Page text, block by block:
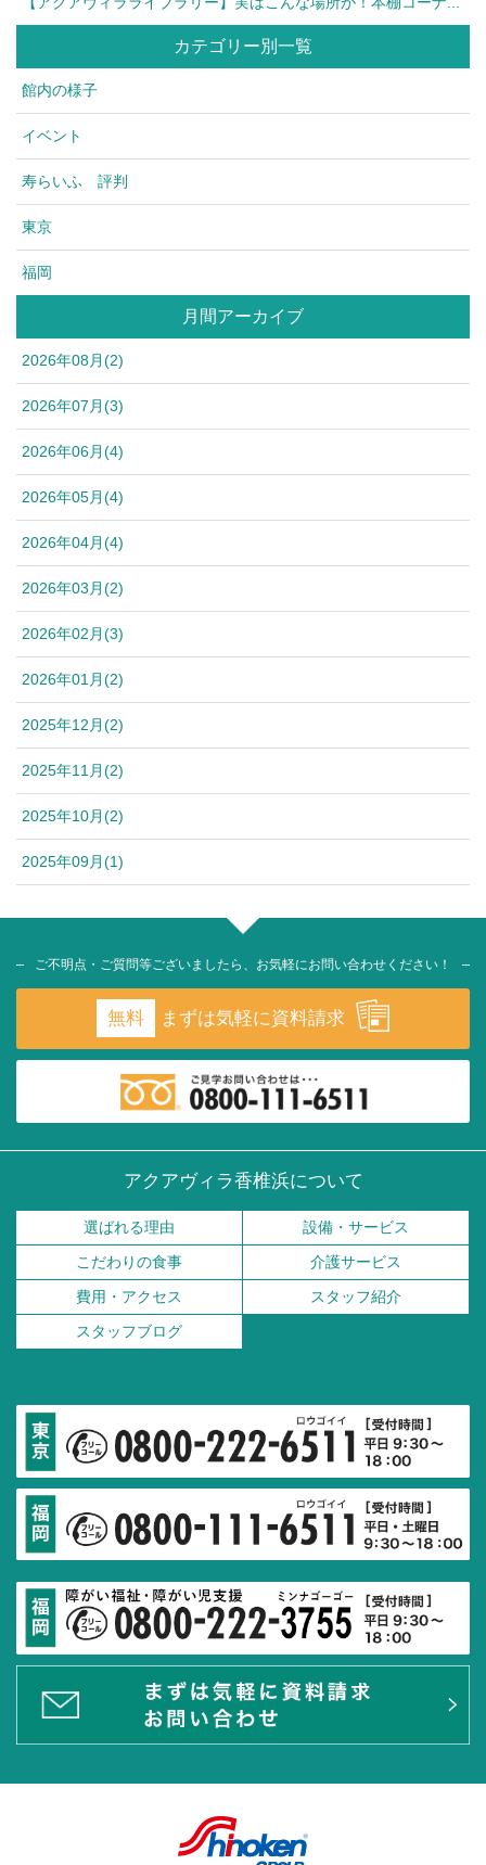
カテゴリー別一覧
館内の様子
イベント
寿らいふ 評判
東京
福岡
月間アーカイブ
2026年08月(2)
2026年07月(3)
2026年06月(4)
2026年05月(4)
2026年04月(4)
2026年03月(2)
2026年02月(3)
2026年01月(2)
2025年12月(2)
2025年11月(2)
2025年10月(2)
2025年09月(1)
ご不明点・ご質問等ございましたら、お気軽にお問い合わせください！
無料 まずは気軽に資料請求
アクアヴィラ香椎浜について
選ばれる理由
設備・サービス
こだわりの食事
介護サービス
費用・アクセス
スタッフ紹介
スタッフブログ